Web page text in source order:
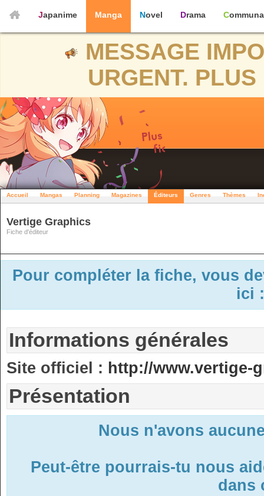
Japanime Manga Novel Drama
MESSAGE
URGENT.
Accueil Mangas Planning Magazines Éditeurs Genres Thèmes
Vertige Graphics
Fiche d'éditeur
Pour compléter la fiche, vous
ici
Informations générales
Site officiel : http://www.vertige-
Présentation
Nous n'avons
Peut-être pourrais-tu nous
dans